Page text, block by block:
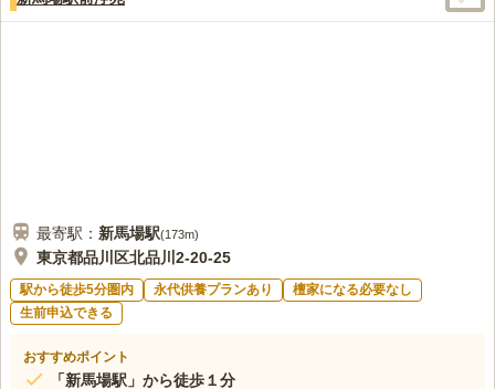
最寄駅： 新馬場駅(173m)
東京都品川区北品川2-20-25
駅から徒歩5分圏内 永代供養プランあり
檀家になる必要なし
生前申込できる
おすすめポイント
「新馬場駅」から徒歩１分